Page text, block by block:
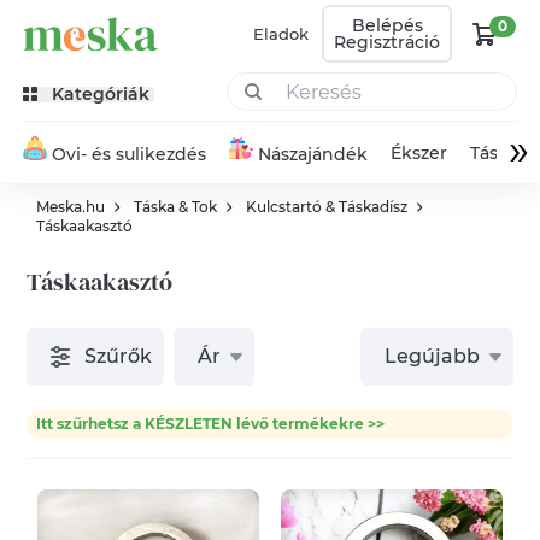
Eladok Belépés
Regisztráció
0
Kategóriák
Ovi- és sulikezdés Nászajándék Ékszer Táska»
Meska.hu Táska & Tok
Kulcstartó & Táskadísz
Táskaakasztó
Táskaakasztó
Szűrők Ár Legújabb
Itt szűrhetsz a KÉSZLETEN lévő termékekre >>